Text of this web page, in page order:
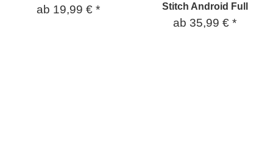
ab 19,99 € *
Stitch Android Full
ab 35,99 € *